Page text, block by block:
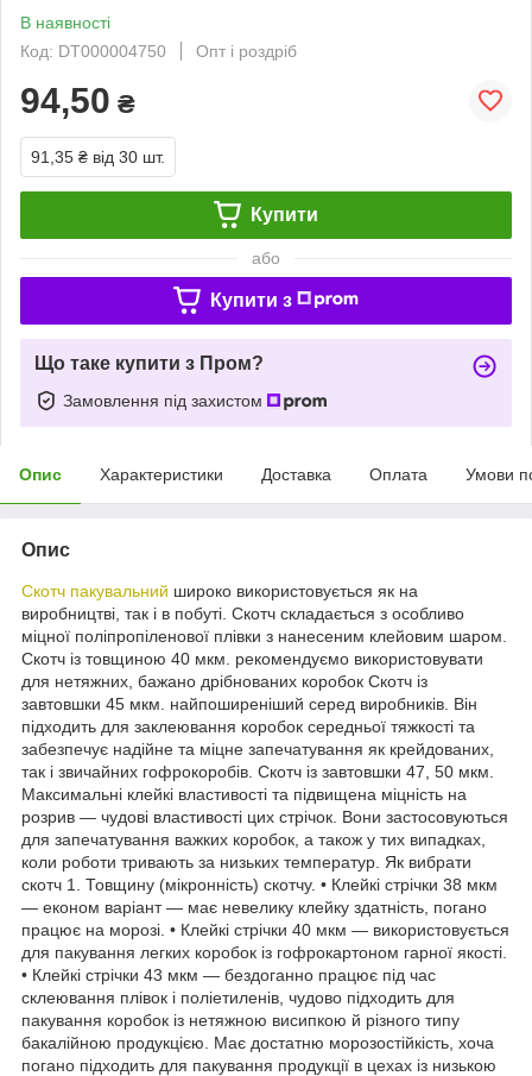
В наявності
Код: DT000004750
Опт і роздріб
94,50 ₴
91,35 ₴ від 30 шт.
Купити
або
Купити з
Що таке купити з Пром?
Замовлення під захистом
Опис Характеристики Доставка Оплата Умови
Опис
Скотч пакувальний широко використовується як на
виробництві, так і в побуті. Скотч складається з особливо
міцної поліпропіленової плівки з нанесеним клейовим шаром.
Скотч із товщиною 40 мкм. рекомендуємо використовувати
для нетяжних, бажано дрібнованих коробок Скотч із
завтовшки 45 мкм. найпоширеніший серед виробників. Він
підходить для заклеювання коробок середньої тяжкості та
забезпечує надійне та міцне запечатування як крейдованих,
так і звичайних гофрокоробів. Скотч із завтовшки 47, 50 мкм.
Максимальні клейкі властивості та підвищена міцність на
розрив — чудові властивості цих стрічок. Вони застосовуються
для запечатування важких коробок, а також у тих випадках,
коли роботи тривають за низьких температур. Як вибрати
скотч 1. Товщину (мікронність) скотчу. • Клейкі стрічки 38 мкм
— економ варіант — має невелику клейку здатність, погано
працює на морозі. • Клейкі стрічки 40 мкм — використовується
для пакування легких коробок із гофрокартоном гарної якості.
• Клейкі стрічки 43 мкм — бездоганно працює під час
склеювання плівок і поліетиленів, чудово підходить для
пакування коробок із нетяжною висипкою й різного типу
бакалійною продукцією. Має достатню морозостійкість, хоча
погано підходить для пакування продукції в цехах із низькою